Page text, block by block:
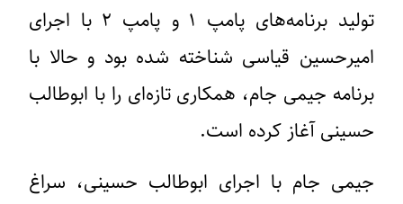
تولید برنامه‌های پامپ ۱ و پامپ ۲ با اجرای
امیرحسین قیاسی شناخته شده بود و حالا با
برنامه جیمی جام، همکاری تازه‌ای را با ابوطالب
حسینی آغاز کرده است.
جیمی جام با اجرای ابوطالب حسینی، سراغ